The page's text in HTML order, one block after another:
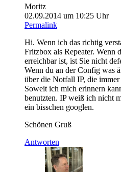
Moritz
02.09.2014 um 10:25 Uhr
Permalink
Hi. Wenn ich das richtig
Fritzbox als Repeater. Wenn
erreichbar ist, ist Sie nicht
Wenn du an der Config was
über die Notfall IP, die immer
Soweit ich mich erinnern
benutzten. IP weiß ich nicht
ein bisschen googlen.
Schönen Gruß
Antworten